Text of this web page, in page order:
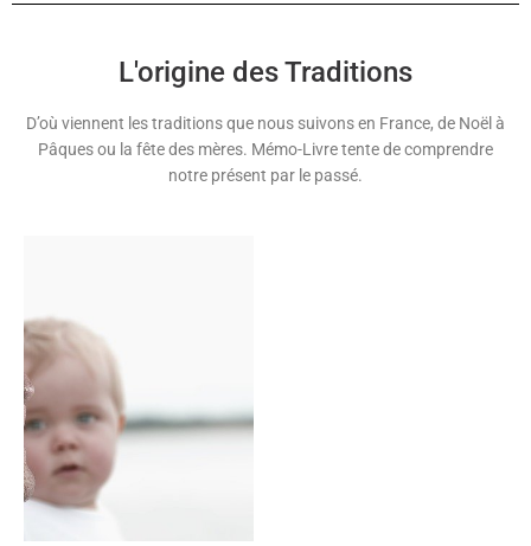
L'origine des Traditions
D’où viennent les traditions que nous suivons en France, de Noël à
Pâques ou la fête des mères. Mémo-Livre tente de comprendre
notre présent par le passé.